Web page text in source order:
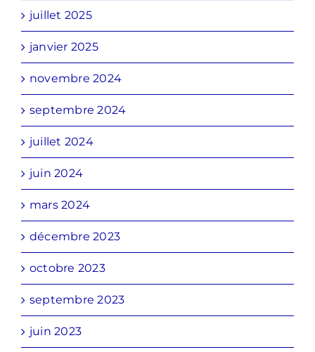
juillet 2025
janvier 2025
novembre 2024
septembre 2024
juillet 2024
juin 2024
mars 2024
décembre 2023
octobre 2023
septembre 2023
juin 2023